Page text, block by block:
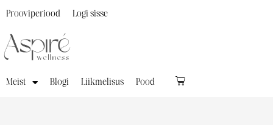
Meist Blogi Liikmelisus Pood
Prooviperiood Logi sisse